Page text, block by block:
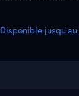
Disponible jusqu'au